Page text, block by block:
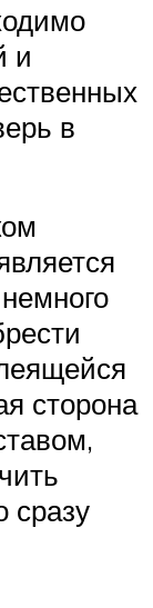
и
в
сторона
сразу